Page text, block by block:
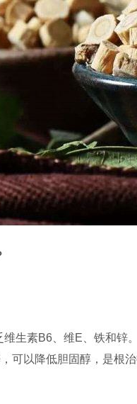
素B6、维E、铁和锌
可以降低胆固醇，是根